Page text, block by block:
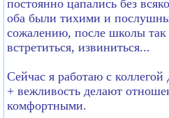
постоянно цапались без
оба были тихими и
сожалению, после школы так
встретиться, извиниться...
Сейчас я работаю с коллегой
+ вежливость делают
комфортными.